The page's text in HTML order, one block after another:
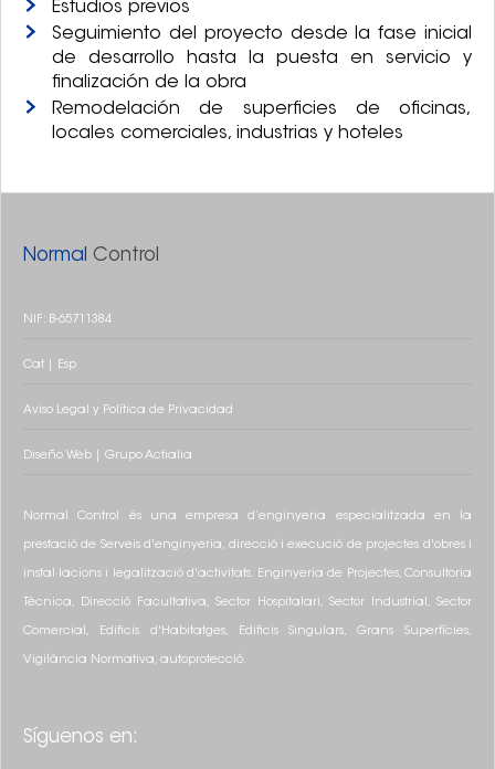
Estudios previos
Seguimiento del proyecto desde la fase inicial
de desarrollo hasta la puesta en servicio y
finalización de la obra
Remodelación de superficies de oficinas,
locales comerciales, industrias y hoteles
Normal Control
NIF: B-65711384
Cat Esp
Aviso Legal y Política de Privacidad
Diseño Web GrupoActialia
Normal Control és una empresa d’enginyeria especialitzada en la
prestació de Serveis d'enginyeria, direcció i execució de projectes d'obres i
instal·lacions i legalització d'activitats. Enginyeria de Projectes, Consultoria
Tècnica, Direcció Facultativa, Sector Hospitalari, Sector Industrial, Sector
Comercial, Edificis d'Habitatges, Edificis Singulars, Grans Superfícies,
Vigilància Normativa, autoprotecció.
Síguenos en: